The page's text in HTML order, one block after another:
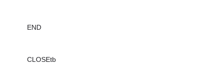
END
CLOSEtb